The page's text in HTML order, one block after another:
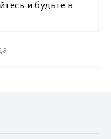
и будьте в